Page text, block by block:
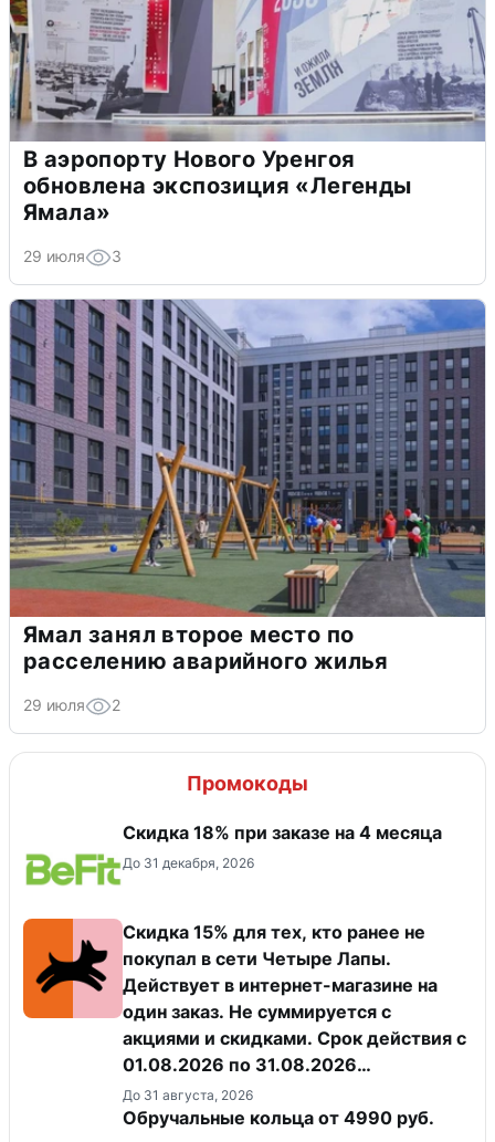
В аэропорту Нового Уренгоя
обновлена экспозиция «Легенды
Ямала»
29 июля 3
Ямал занял второе место по
расселению аварийного жилья
29 июля 2
Промокоды
Скидка 18% при заказе на 4 месяца
До 31 декабря, 2026
Скидка 15% для тех, кто ранее не
покупал в сети Четыре Лапы.
Действует в интернет-магазине на
один заказ. Не суммируется с
акциями и скидками. Срок действия с
01.08.2026 по 31.08.2026
(включительно).
До 31 августа, 2026
Обручальные кольца от 4990 руб.